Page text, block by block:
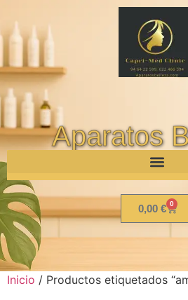
Aparatos
0,00 € 0
Inicio / Productos etiquetados